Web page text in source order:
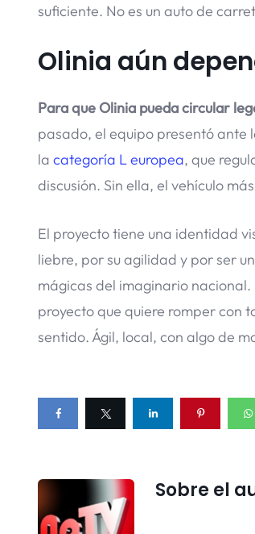
suficiente. No es un auto de
Olinia aún
Para que Olinia pueda circular
pasado, el equipo presentó ante
la categoría L europea, que
discusión. Sin ella, el vehículo
El proyecto tiene una identidad
liebre, por su agilidad y por ser
mágicas del imaginario nacional.
proyecto que quiere romper con
sentido. Ágil, local, con algo de
Sobre el